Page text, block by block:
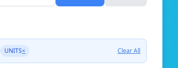
UNITS× Clear All